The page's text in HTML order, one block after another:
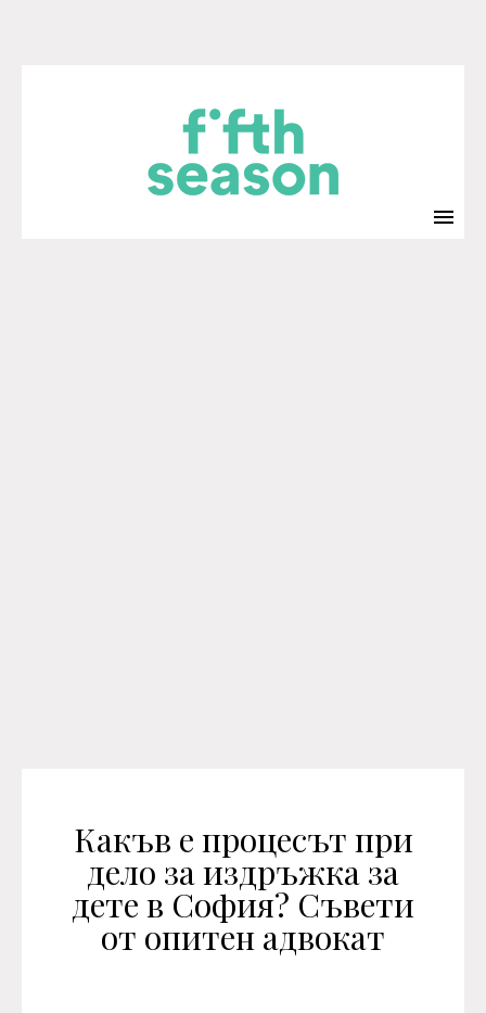
Какъв е процесът при
дело за издръжка за
дете в София? Съвети
от опитен адвокат